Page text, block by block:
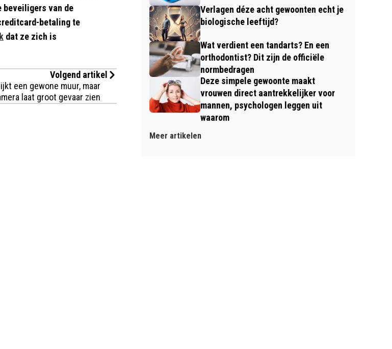
beveiligers van de
betaling te
dat ze zich is
Volgend artikel
een gewone muur, maar
laat groot gevaar zien
Verlagen déze acht gewoonten echt je
biologische leeftijd?
Wat verdient een tandarts? En een
orthodontist? Dit zijn de officiële
normbedragen
Deze simpele gewoonte maakt
vrouwen direct aantrekkelijker voor
mannen, psychologen leggen uit
waarom
Meer artikelen